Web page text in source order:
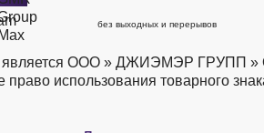
без выходных и перерывов
является ООО » ДЖИЭМЭР ГРУПП
использования товарного